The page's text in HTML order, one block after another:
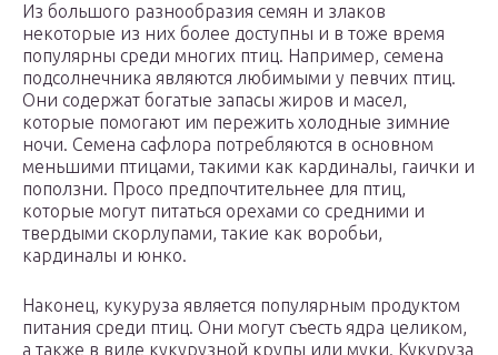
Из большого разнообразия семян и злаков
некоторые из них более доступны и в тоже время
популярны среди многих птиц. Например, семена
подсолнечника являются любимыми у певчих птиц.
Они содержат богатые запасы жиров и масел,
которые помогают им пережить холодные зимние
ночи. Семена сафлора потребляются в основном
меньшими птицами, такими как кардиналы, гаички и
поползни. Просо предпочтительнее для птиц,
которые могут питаться орехами со средними и
твердыми скорлупами, такие как воробьи,
кардиналы и юнко.
Наконец, кукуруза является популярным продуктом
питания среди птиц. Они могут съесть ядра целиком,
а также в виде кукурузной крупы или муки. Кукуруза